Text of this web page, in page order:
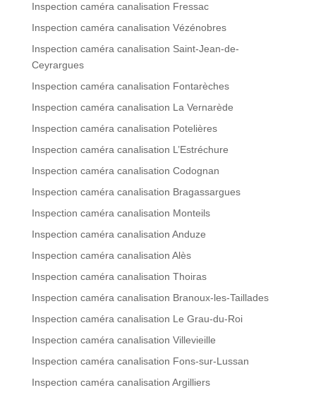
Inspection caméra canalisation Fressac
Inspection caméra canalisation Vézénobres
Inspection caméra canalisation Saint-Jean-de-
Ceyrargues
Inspection caméra canalisation Fontarèches
Inspection caméra canalisation La Vernarède
Inspection caméra canalisation Potelières
Inspection caméra canalisation L’Estréchure
Inspection caméra canalisation Codognan
Inspection caméra canalisation Bragassargues
Inspection caméra canalisation Monteils
Inspection caméra canalisation Anduze
Inspection caméra canalisation Alès
Inspection caméra canalisation Thoiras
Inspection caméra canalisation Branoux-les-Taillades
Inspection caméra canalisation Le Grau-du-Roi
Inspection caméra canalisation Villevieille
Inspection caméra canalisation Fons-sur-Lussan
Inspection caméra canalisation Argilliers